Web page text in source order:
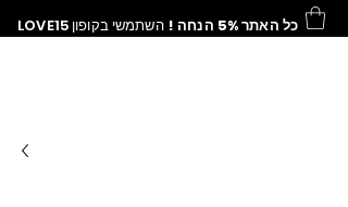
LOVE15 כל האתר 5% הנחה ! השתמשי בקופון